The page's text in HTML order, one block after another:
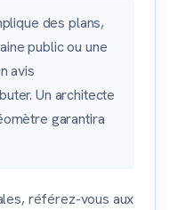
des plans,
public ou une
avis
Un architecte
garantira
référez-vous aux